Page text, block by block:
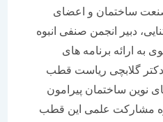
و اعضای
انجمن صنفی انبوه
برنامه های
ریاست قطب
ساختمان پیرامون
علمی این قطب